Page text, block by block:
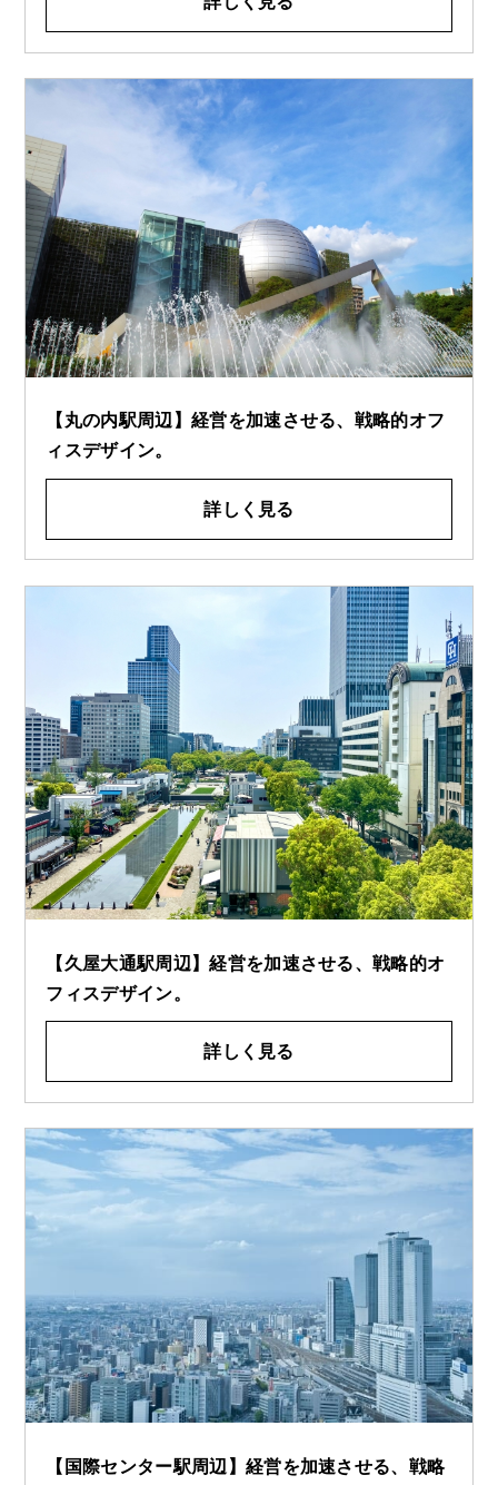
【丸の内駅周辺】経営を加速させる、戦略的オフ
ィスデザイン。
詳しく見る
【久屋大通駅周辺】経営を加速させる、戦略的オ
フィスデザイン。
詳しく見る
【国際センター駅周辺】経営を加速させる、戦略